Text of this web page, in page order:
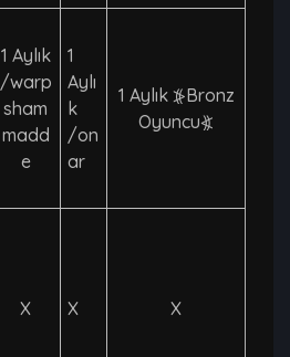
1 Aylık
/warp
sham
madd
e
1
Aylı
k
/on
ar
1 Aylık ⦕Bronz
Oyuncu⦖
X X X